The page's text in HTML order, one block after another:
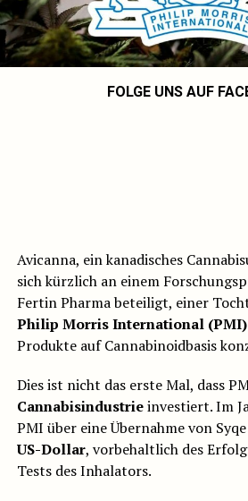
FOLGE UNS AUF
Avicanna, ein kanadisches
sich kürzlich an einem
Fertin Pharma beteiligt, einer
Philip Morris International (PMI)
Produkte auf Cannabinoidbasis
Dies ist nicht das erste Mal, dass
Cannabisindustrieinvestiert. Im
PMI über eine Übernahme von Syqe
US-Dollar, vorbehaltlich des
Tests des Inhalators.